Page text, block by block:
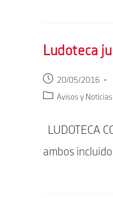
Ludoteca
Publicación
de
20/05/2016
Categoría
entrada:
Avisos y Noticias
LUDOTECA
ambos